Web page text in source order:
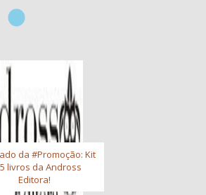
da #Promoção: Kit
livros da Andross
Editora!